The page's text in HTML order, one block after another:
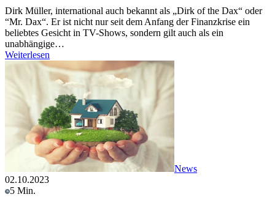
Dirk Müller, international auch bekannt als „Dirk of the Dax“ oder
“Mr. Dax“. Er ist nicht nur seit dem Anfang der Finanzkrise ein
beliebtes Gesicht in TV-Shows, sondern gilt auch als ein
unabhängige…
Weiterlesen
News
02.10.2023
5 Min.